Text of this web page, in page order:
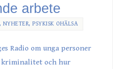
arbete
, NYHETER,PSYKISK OHÄLSA
Radio om unga personer
och hur